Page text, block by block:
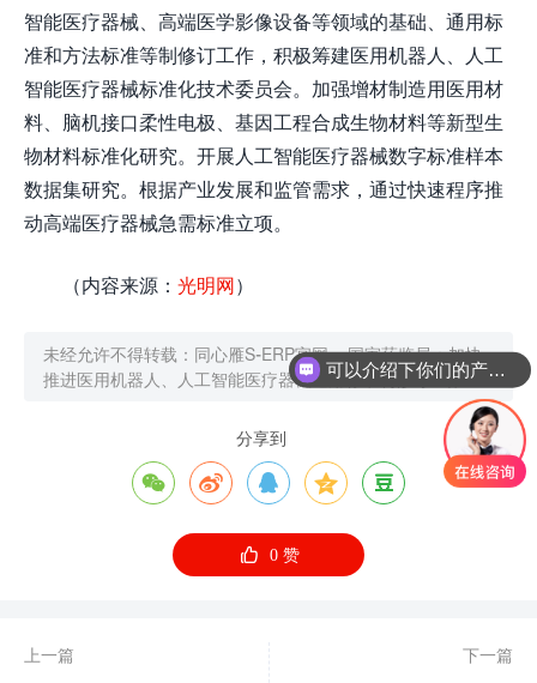
智能医疗器械、高端医学影像设备等领域的基础、通用标
准和方法标准等制修订工作，积极筹建医用机器人、人工
智能医疗器械标准化技术委员会。加强增材制造用医用材
料、脑机接口柔性电极、基因工程合成生物材料等新型生
物材料标准化研究。开展人工智能医疗器械数字标准样本
数据集研究。根据产业发展和监管需求，通过快速程序推
动高端医疗器械急需标准立项。
（内容来源： 光明网）
未经允许不得转载： 同心雁S-ERP官网»国家药监局：加快
推进医用机器人、人工智能医疗器械通用标准制修订工作
分享到
    
 0赞
上一篇
下一篇
可以介绍下你们的产品么